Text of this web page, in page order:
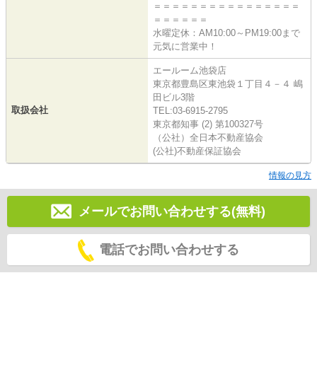
＝＝＝＝＝＝＝＝＝＝＝＝＝＝＝＝
＝＝＝＝＝＝
水曜定休：AM10:00～PM19:00まで
元気に営業中！
取扱会社
エールーム池袋店
東京都豊島区東池袋１丁目４－４ 嶋
田ビル3階
TEL:03-6915-2795
東京都知事 (2) 第100327号
（公社）全日本不動産協会
(公社)不動産保証協会
情報の見方
メールでお問い合わせする(無料)
電話でお問い合わせする